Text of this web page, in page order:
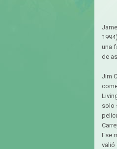
una
de
Jim
solo
Ese
valió